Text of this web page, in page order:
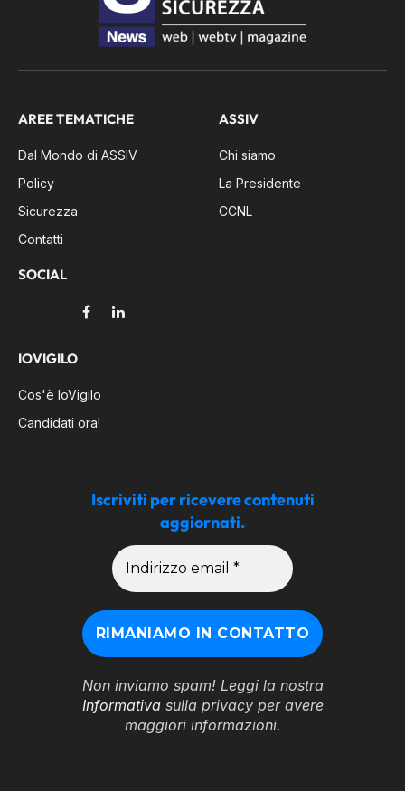
AREE TEMATICHE
Dal Mondo di ASSIV
Policy
Sicurezza
Contatti
SOCIAL
FacebookLinkedIn
ASSIV
Chi siamo
La Presidente
CCNL
IOVIGILO
Cos'è IoVigilo
Candidati ora!
Iscriviti per ricevere contenuti
aggiornati.
Non inviamo spam! Leggi la nostra
Informativasulla privacy per avere
maggiori informazioni.